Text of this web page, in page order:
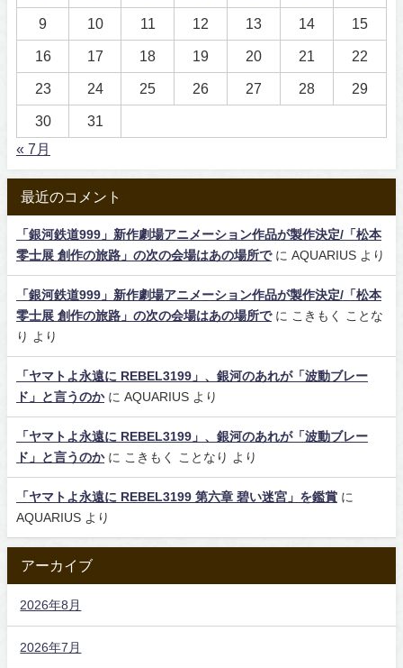
9 10 11 12 13 14 15
16 17 18 19 20 21 22
23 24 25 26 27 28 29
30
31
« 7月
最近のコメント
「銀河鉄道999」新作劇場アニメーション作品が製作決定/「松本
零士展 創作の旅路」の次の会場はあの場所でに AQUARIUS より
「銀河鉄道999」新作劇場アニメーション作品が製作決定/「松本
零士展 創作の旅路」の次の会場はあの場所でに こきもく ことな
り
より
「ヤマトよ永遠に REBEL3199」、銀河のあれが「波動ブレー
ド」と言うのかに AQUARIUS より
「ヤマトよ永遠に REBEL3199」、銀河のあれが「波動ブレー
ド」と言うのかに こきもく ことなり より
「ヤマトよ永遠に REBEL3199 第六章 碧い迷宮」を鑑賞 に
AQUARIUS より
アーカイブ
2026年8月
2026年7月